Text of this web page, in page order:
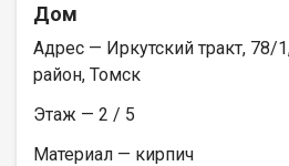
Дом
Адрес — Иркутский тракт, 78/
район, Томск
Этаж — 2 / 5
Материал — кирпич